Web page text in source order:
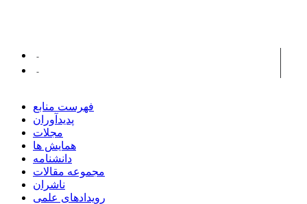
فهرست منابع
پدیدآوران
مجلات
همایش ها
دانشنامه
مجموعه مقالات
ناشران
رویدادهای علمی